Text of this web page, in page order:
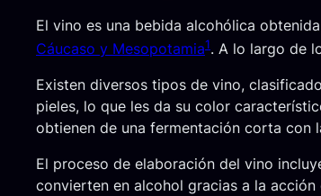
El vino es una bebida alcohólica
Cáucaso y Mesopotamia1. A lo largo de
Existen diversos tipos de vino,
pieles, lo que les da su color
obtienen de una fermentación corta con
El proceso de elaboración del vino
convierten en alcohol gracias a la